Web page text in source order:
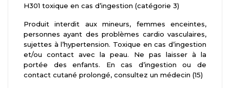
H301 toxique en cas d’ingestion (catégorie 3)
Produit interdit aux mineurs, femmes enceintes,
personnes ayant des problèmes cardio vasculaires,
sujettes à l’hypertension. Toxique en cas d’ingestion
et/ou contact avec la peau. Ne pas laisser à la
portée des enfants. En cas d’ingestion ou de
contact cutané prolongé, consultez un médecin (15)